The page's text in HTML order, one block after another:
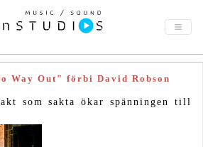
Way Out" förbi David Robson
som sakta ökar spänningen till